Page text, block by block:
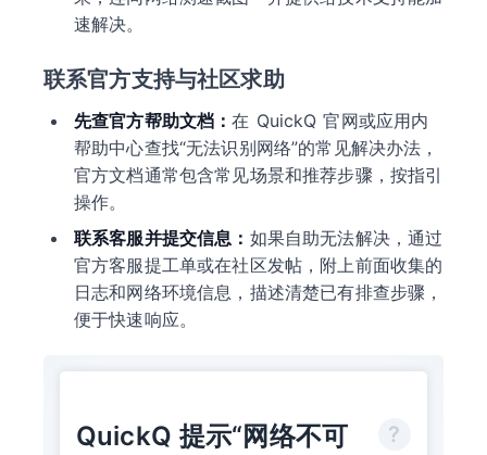
速解决。
联系官方支持与社区求助
先查官方帮助文档：在 QuickQ 官网或应用内
帮助中心查找“无法识别网络”的常见解决办法，
官方文档通常包含常见场景和推荐步骤，按指引
操作。
联系客服并提交信息： 如果自助无法解决，通过
官方客服提工单或在社区发帖，附上前面收集的
日志和网络环境信息，描述清楚已有排查步骤，
便于快速响应。
QuickQ 提示“网络不可